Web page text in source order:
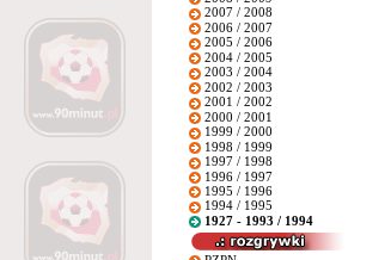
2007 / 2008
2006 / 2007
2005 / 2006
2004 / 2005
2003 / 2004
2002 / 2003
2001 / 2002
2000 / 2001
1999 / 2000
1998 / 1999
1997 / 1998
1996 / 1997
1995 / 1996
1994 / 1995
1927 - 1993 / 1994